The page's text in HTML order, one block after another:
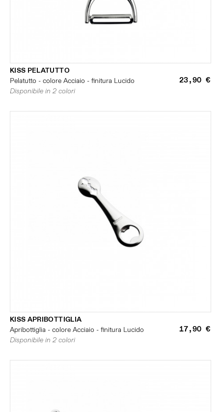
KISS PELATUTTO
Pelatutto - colore Acciaio - finitura Lucido
23,90 €
Disponibile in 2 colori
KISS APRIBOTTIGLIA
Apribottiglia - colore Acciaio - finitura Lucido
17,90 €
Disponibile in 2 colori